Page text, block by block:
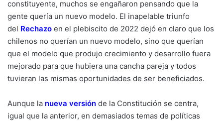
constituyente, muchos se engañaron pensando que la
gente quería un nuevo modelo. El inapelable triunfo
del Rechazo en el plebiscito de 2022 dejó en claro que los
chilenos no querían un nuevo modelo, sino que querían
que el modelo que produjo crecimiento y desarrollo fuera
mejorado para que hubiera una cancha pareja y todos
tuvieran las mismas oportunidades de ser beneficiados.
Aunque la nueva versión de la Constitución se centra,
igual que la anterior, en demasiados temas de políticas